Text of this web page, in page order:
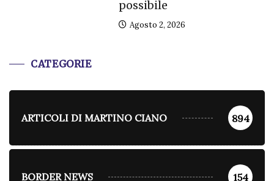
possibile
Agosto 2, 2026
CATEGORIE
ARTICOLI DI MARTINO CIANO 894
BORDER NEWS 154